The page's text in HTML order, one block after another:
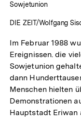
Sowjetunion
DIE ZEIT/Wolfgang
Im Februar 1988
Ereignissen. die
Sowjetunion
dann
Menschen hielten
Demonstrationen
Hauptstadt Eriwan